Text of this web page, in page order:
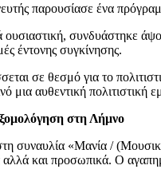
παρουσίασε ένα
συνδυάστηκε
έντονης συγκίνησης.
σε θεσμό για το
αυθεντική πολιτιστική
στη Λήμνο
συναυλία «Μανία /
αλλά και προσωπικά. Ο